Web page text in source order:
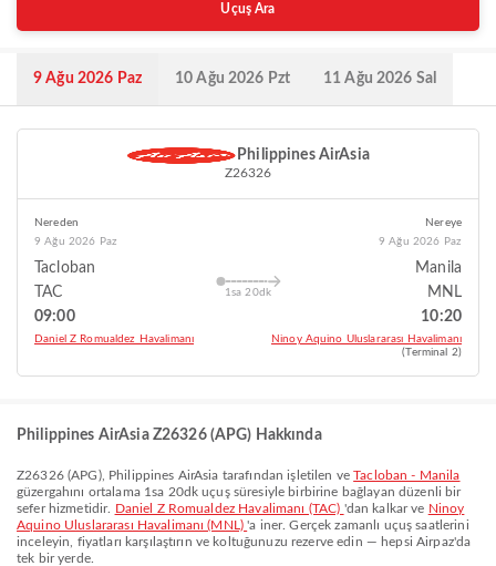
Uçuş Ara
9 Ağu 2026 Paz 10 Ağu 2026 Pzt 11 Ağu 2026 Sal
Philippines AirAsia
Z26326
Nereden
9 Ağu 2026 Paz
Tacloban
TAC
09:00
Daniel Z Romualdez Havalimanı
1sa 20dk
Nereye
9 Ağu 2026 Paz
Manila
MNL
10:20
Ninoy Aquino Uluslararası Havalimanı
(Terminal 2)
Philippines AirAsia Z26326 (APG) Hakkında
Z26326(APG), Philippines AirAsia tarafından işletilen veTacloban - Manila
güzergahını ortalama 1sa 20dk uçuş süresiyle birbirine bağlayan düzenli bir
sefer hizmetidir. Daniel Z Romualdez Havalimanı (TAC) 'dan kalkar ve Ninoy
Aquino Uluslararası Havalimanı (MNL)'a iner. Gerçek zamanlı uçuş saatlerini
inceleyin, fiyatları karşılaştırın ve koltuğunuzu rezerve edin — hepsi Airpaz'da
tek bir yerde.